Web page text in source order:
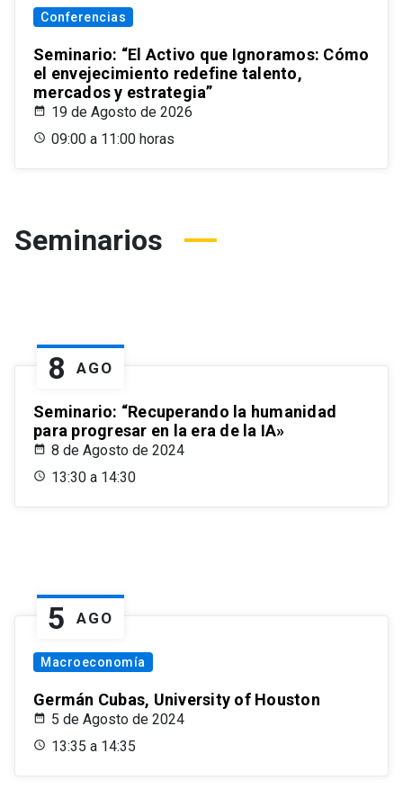
Conferencias
Seminario: “El Activo que Ignoramos: Cómo
el envejecimiento redefine talento,
mercados y estrategia”
19 de Agosto de 2026
09:00 a 11:00 horas
Seminarios
8 AGO
Seminario: “Recuperando la humanidad
para progresar en la era de la IA»
8 de Agosto de 2024
13:30 a 14:30
5 AGO
Macroeconomía
Germán Cubas, University of Houston
5 de Agosto de 2024
13:35 a 14:35